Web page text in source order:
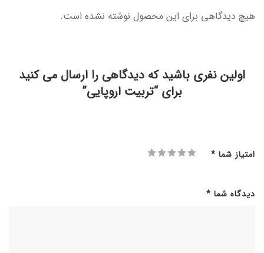
هیچ دیدگاهی برای این محصول نوشته نشده است.
اولین نفری باشید که دیدگاهی را ارسال می کنید
برای “تربیت اروپایی”
امتیاز شما *
دیدگاه شما *